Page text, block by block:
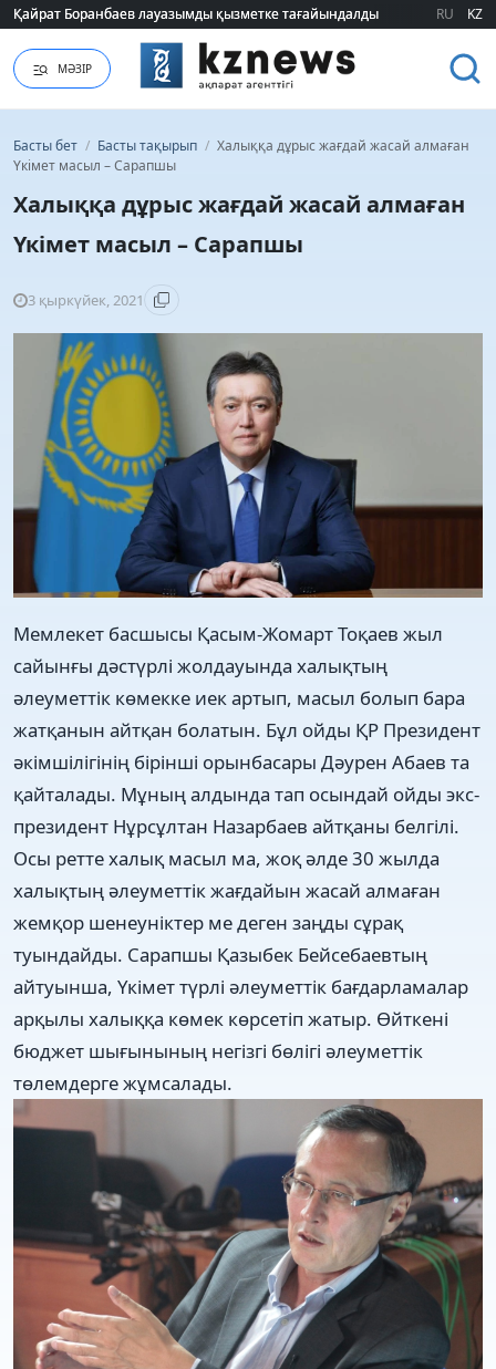
Қайрат Боранбаев лауазымды қызметке тағайындалды
Қайрат Боранбаев лауазымды қызметке тағайындалды RU KZ
МӘЗІР
Басты бет / Басты тақырып / Халыққа дұрыс жағдай жасай алмаған
Үкімет масыл – Сарапшы
Халыққа дұрыс жағдай жасай алмаған
Үкімет масыл – Сарапшы
3 қыркүйек, 2021
Мемлекет басшысы Қасым-Жомарт Тоқаев жыл
сайынғы дәстүрлі жолдауында халықтың
әлеуметтік көмекке иек артып, масыл болып бара
жатқанын айтқан болатын. Бұл ойды ҚР Президент
әкімшілігінің бірінші орынбасары Дәурен Абаев та
қайталады. Мұның алдында тап осындай ойды экс-
президент Нұрсұлтан Назарбаев айтқаны белгілі.
Осы ретте халық масыл ма, жоқ әлде 30 жылда
халықтың әлеуметтік жағдайын жасай алмаған
жемқор шенеуніктер ме деген заңды сұрақ
туындайды. Сарапшы Қазыбек Бейсебаевтың
айтуынша, Үкімет түрлі әлеуметтік бағдарламалар
арқылы халыққа көмек көрсетіп жатыр. Өйткені
бюджет шығынының негізгі бөлігі әлеуметтік
төлемдерге жұмсалады.